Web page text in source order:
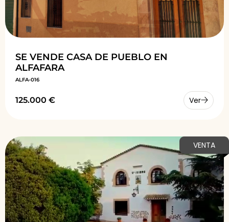
SE VENDE CASA DE PUEBLO EN
ALFAFARA
ALFA-016
125.000 € Ver
VENTA